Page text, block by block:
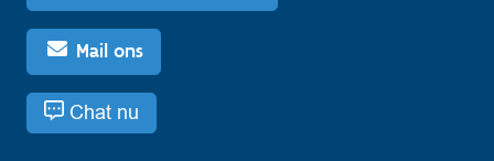
Mail ons
Chat nu